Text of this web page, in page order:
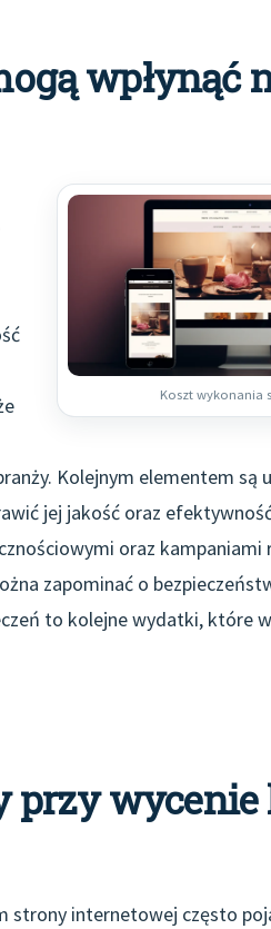
wpłynąć
Koszt wykonania
Kolejnym elementem są
jej jakość oraz
oraz
zapominać o
to kolejne wydatki, które
przy
strony internetowej często